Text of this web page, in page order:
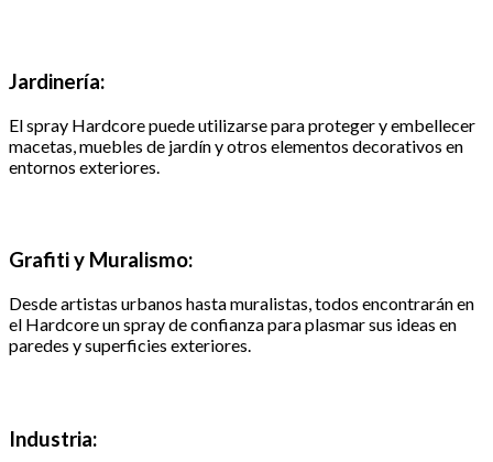
Jardinería:
El spray Hardcore puede utilizarse para proteger y embellecer
macetas, muebles de jardín y otros elementos decorativos en
entornos exteriores.
Grafiti y Muralismo:
Desde artistas urbanos hasta muralistas, todos encontrarán en
el Hardcore un spray de confianza para plasmar sus ideas en
paredes y superficies exteriores.
Industria: